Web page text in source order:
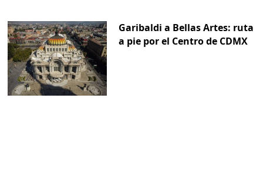
Garibaldi a Bellas Artes: ruta
a pie por el Centro de CDMX